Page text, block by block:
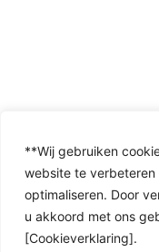
**Wij gebruiken
website te
optimaliseren. Door
u akkoord met ons
[Cookieverklaring].